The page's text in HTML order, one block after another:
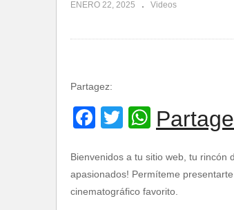
ENERO 22, 2025 Videos
Partagez:
Facebook
Twitter
Bienvenidos a tu sitio web, tu rincón
apasionados! Permíteme
cinematográfico favorito.